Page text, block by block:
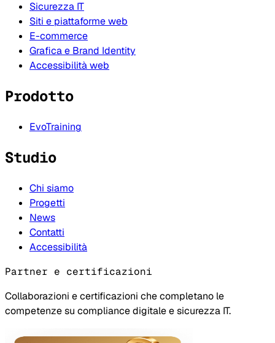
Sicurezza IT
Siti e piattaforme web
E-commerce
Grafica e Brand Identity
Accessibilità web
Prodotto
EvoTraining
Studio
Chi siamo
Progetti
News
Contatti
Accessibilità
Partner e certificazioni
Collaborazioni e certificazioni che completano le
competenze su compliance digitale e sicurezza IT.